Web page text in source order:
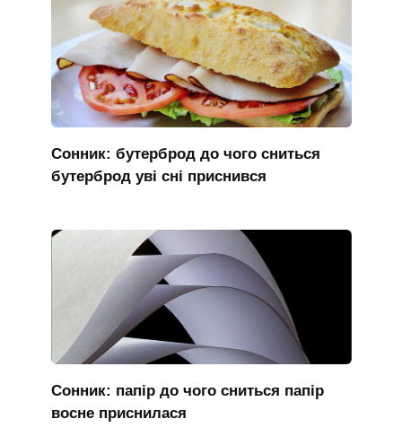
Сонник: бутерброд до чого сниться
бутерброд уві сні приснився
Сонник: папір до чого сниться папір
восне приснилася